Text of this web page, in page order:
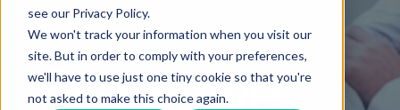
see our Privacy Policy.
We won't track your information when you visit our
site. But in order to comply with your preferences,
we'll have to use just one tiny cookie so that you're
not asked to make this choice again.